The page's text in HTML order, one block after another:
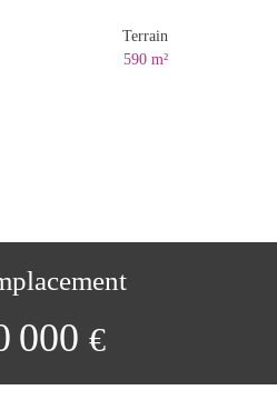
Terrain
590 m²
000 €